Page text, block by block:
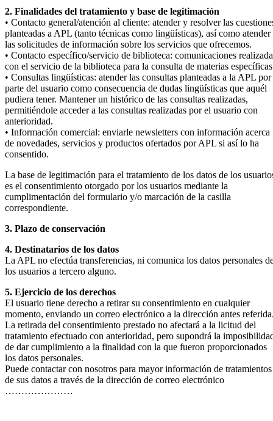
2. Finalidades del tratamiento y base de legitimación
• Contacto general/atención al cliente: atender y resolver las
planteadas a APL (tanto técnicas como lingüísticas), así como atender
las solicitudes de información sobre los servicios que ofrecemos.
• Contacto específico/servicio de biblioteca: comunicaciones
con el servicio de la biblioteca para la consulta de materias
• Consultas lingüísticas: atender las consultas planteadas a la APL por
parte del usuario como consecuencia de dudas lingüísticas que aquél
pudiera tener. Mantener un histórico de las consultas realizadas,
permitiéndole acceder a las consultas realizadas por el usuario con
anterioridad.
• Información comercial: enviarle newsletters con información acerca
de novedades, servicios y productos ofertados por APL si así lo ha
consentido.
La base de legitimación para el tratamiento de los datos de los
es el consentimiento otorgado por los usuarios mediante la
cumplimentación del formulario y/o marcación de la casilla
correspondiente.
3. Plazo de conservación
4. Destinatarios de los datos
La APL no efectúa transferencias, ni comunica los datos personales
los usuarios a tercero alguno.
5. Ejercicio de los derechos
El usuario tiene derecho a retirar su consentimiento en cualquier
momento, enviando un correo electrónico a la dirección antes
La retirada del consentimiento prestado no afectará a la licitud del
tratamiento efectuado con anterioridad, pero supondrá la
de dar cumplimiento a la finalidad con la que fueron proporcionados
los datos personales.
Puede contactar con nosotros para mayor información de tratamientos
de sus datos a través de la dirección de correo electrónico
…………………